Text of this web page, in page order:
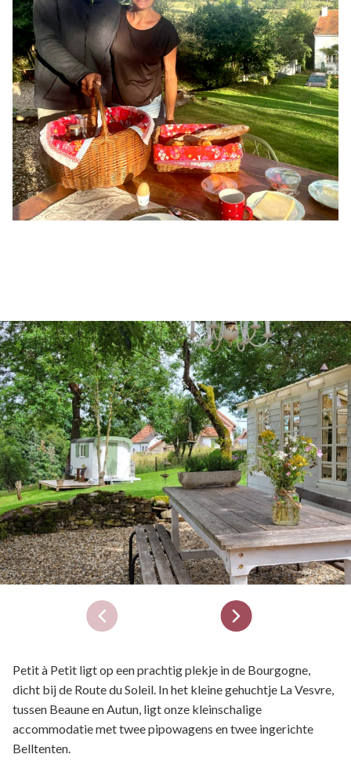
Petit à Petit ligt op een prachtig plekje in de Bourgogne,
dicht bij de Route du Soleil. In het kleine gehuchtje La Vesvre,
tussen Beaune en Autun, ligt onze kleinschalige
accommodatie met twee pipowagens en twee ingerichte
Belltenten.